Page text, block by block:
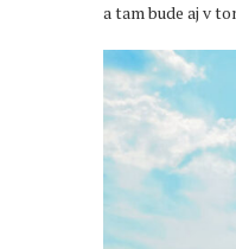
a tam bude aj v